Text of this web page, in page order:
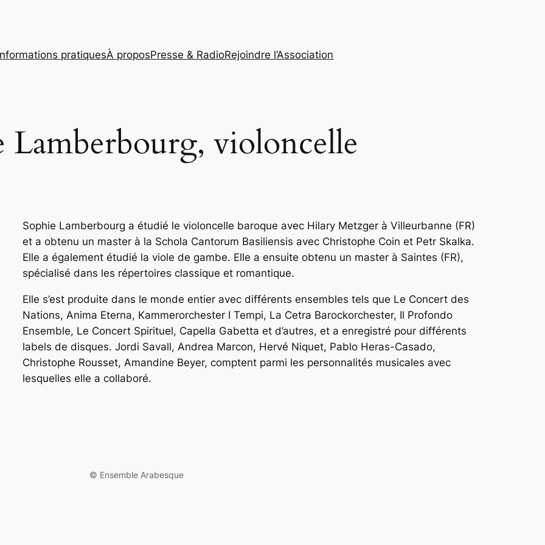
pratiquesÀ proposPresse & RadioRejoindre l’Association
Lamberbourg, violoncelle
Sophie Lamberbourg a étudié le violoncelle baroque avec Hilary Metzger à Villeurbanne (FR)
et a obtenu un master à la Schola Cantorum Basiliensis avec Christophe Coin et Petr Skalka.
Elle a également étudié la viole de gambe. Elle a ensuite obtenu un master à Saintes (FR),
spécialisé dans les répertoires classique et romantique.
Elle s’est produite dans le monde entier avec différents ensembles tels que Le Concert des
Nations, Anima Eterna, Kammerorchester I Tempi, La Cetra Barockorchester, Il Profondo
Ensemble, Le Concert Spirituel, Capella Gabetta et d’autres, et a enregistré pour différents
labels de disques. Jordi Savall, Andrea Marcon, Hervé Niquet, Pablo Heras-Casado,
Christophe Rousset, Amandine Beyer, comptent parmi les personnalités musicales avec
lesquelles elle a collaboré.
©️ Ensemble Arabesque